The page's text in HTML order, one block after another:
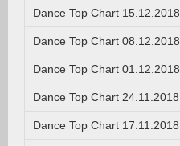
Dance Top Chart 15.12.2018.
Dance Top Chart 08.12.2018.
Dance Top Chart 01.12.2018.
Dance Top Chart 24.11.2018.
Dance Top Chart 17.11.2018.